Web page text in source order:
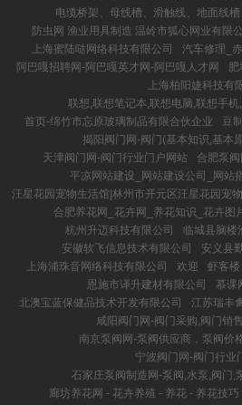
电缆桥架、母线槽、滑触线、地面线
防虫网 渔业用具制造 温岭市狐心网业有限
上海蜜陆哒网络科技有限公司
汽车修理_
阿巴嘎招聘网-阿巴嘎英才网-阿巴嘎人才网
上海柏阳婕科技有
联想,联想笔记本,联想电脑,联想手
首页-绵竹市忘原玻璃制品有限合伙企业
豆
揭阳阀门网-阀门(基本知识,基本
天津阀门网-阀门行业门户网站
合肥泵
平凉网站建设_网站建设公司_网站
汪星花园宠物生活馆|林州市开元区汪星花园宠
合肥养花网_花卉网_养花知识_花卉图
杭州升迈科技有限公司
临城县脑楼
安徽软飞信息技术有限公司
安义县
上海浦珠音网络科技有限公司
欢迎
虾客
恩施市译升建材有限公司
慕课
北澳宝蓝保健品技术开发有限公司
江苏瑞丰
咸阳阀门网-阀门采购,阀门销
南京泵阀网-泵阀供应商，泵阀价
宁波阀门网-阀门行业
石家庄泵阀制造网-泵阀,水泵,阀门,
廊坊养花网 - 花卉养殖 - 养花 - 养花技